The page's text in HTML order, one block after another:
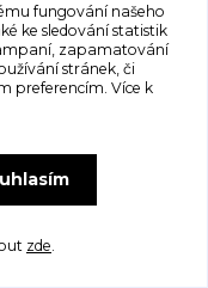
fungování našeho
ke sledování statistik
zapamatování
stránek, či
preferencím. Více k
zde